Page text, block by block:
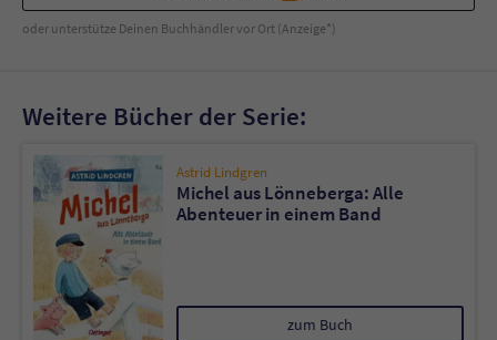
oder unterstütze Deinen Buchhändler vor Ort (Anzeige*)
Weitere Bücher der Serie:
Astrid Lindgren
Michel aus Lönneberga: Alle
Abenteuer in einem Band
zum Buch